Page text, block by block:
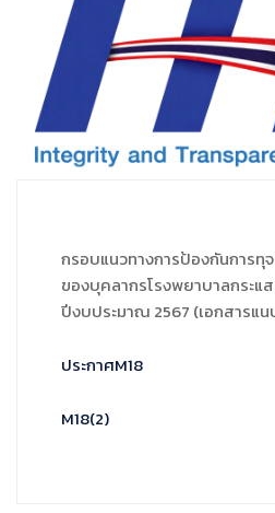
กรอบแนวทางการป้องกันการทุ
ของบุคลากรโรงพยาบาลกระแ
ปีงบประมาณ 2567 (เอกสารแ
ประกาศM18
M18(2)